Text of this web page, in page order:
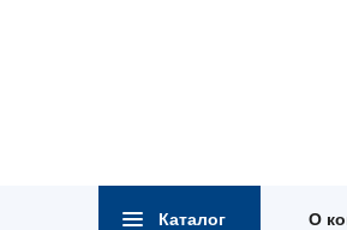
Каталог О